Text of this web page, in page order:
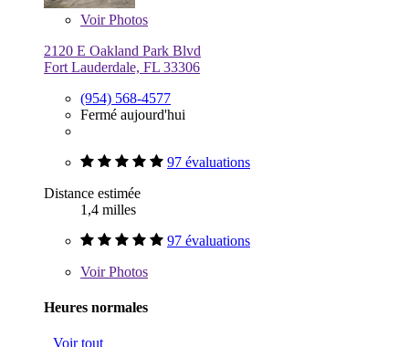
VoirPhotos
2120 E Oakland Park Blvd
Fort Lauderdale, FL 33306
(954) 568-4577
Fermé aujourd'hui
97 évaluations
Distance estimée
1,4 milles
97 évaluations
VoirPhotos
Heures normales
Voir tout